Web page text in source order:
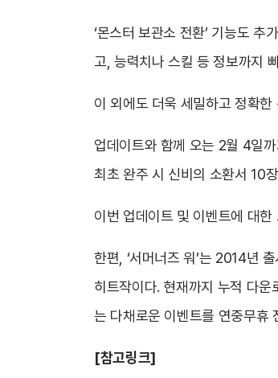
‘몬스터 보관소 전환’ 기능도
고, 능력치나 스킬 등 정보까지
이 외에도 더욱 세밀하고 정확
업데이트와 함께 오는 2월 4일
최초 완주 시 신비의 소환서 10
이번 업데이트 및 이벤트에 대한
한편, ‘서머너즈 워’는 2014년
히트작이다. 현재까지 누적 다
는 다채로운 이벤트를 연중무휴
[참고링크]